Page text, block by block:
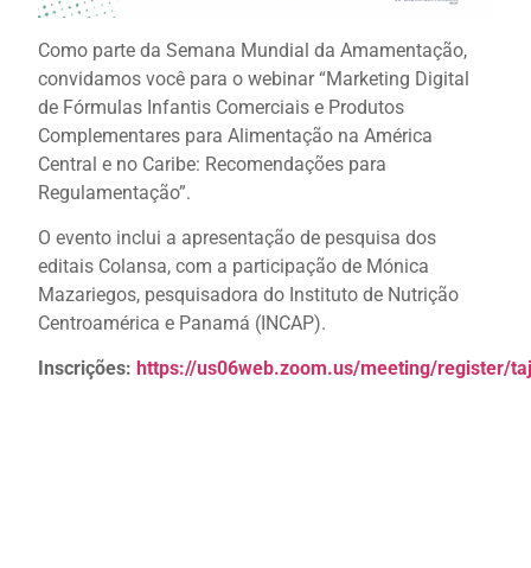
Como parte da Semana Mundial da Amamentação,
convidamos você para o webinar “Marketing Digital
de Fórmulas Infantis Comerciais e Produtos
Complementares para Alimentação na América
Central e no Caribe: Recomendações para
Regulamentação”.
O evento inclui a apresentação de pesquisa dos
editais Colansa, com a participação de Mónica
Mazariegos, pesquisadora do Instituto de Nutrição
Centroamérica e Panamá (INCAP).
Inscrições: https://us06web.zoom.us/meeting/register/